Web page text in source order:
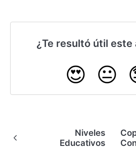
¿Te resultó útil este
😍 😐
Niveles
Educativos